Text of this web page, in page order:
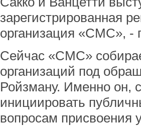
зарегистрированная
организация «СМС», -
Сейчас «СМС»
организаций под
Ройзману. Именно он,
инициировать
вопросам присвоения